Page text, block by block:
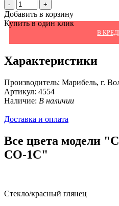
- +
Добавить в корзину
Купить в один клик
В
Характеристики
Производитель: Марибель, г.
Артикул: 4554
Наличие: В наличии
Доставка и оплата
Все цвета модели
СО-1С"
Стекло/красный глянец